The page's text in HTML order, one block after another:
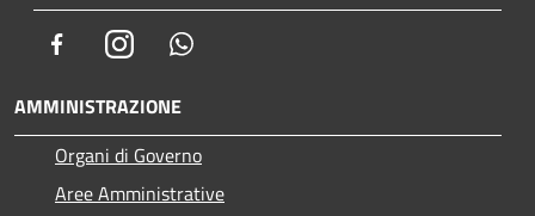
FacebookInstagram
AMMINISTRAZIONE
Organi di Governo
Aree Amministrative